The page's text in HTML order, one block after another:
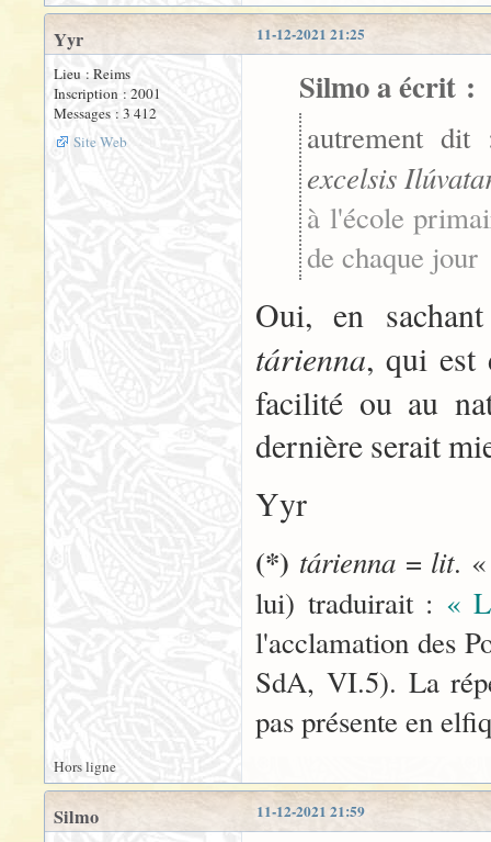
11-12-2021 21:25
Yyr
Lieu : Reims
Inscription : 2001
Messages : 3 412
Site Web
Silmo a écrit :
autrement
excelsis
à l'école
de chaque jour
Oui, en
tárienna, qui
facilité ou au
dernière serait
Yyr
(*) tárienna= lit.
lui) traduirait : «
l'acclamation des
SdA, VI.5). La
pas présente en
Hors ligne
11-12-2021 21:59
Silmo